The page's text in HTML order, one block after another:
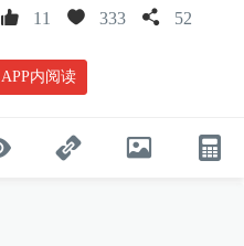
11 333 52
APP内阅读